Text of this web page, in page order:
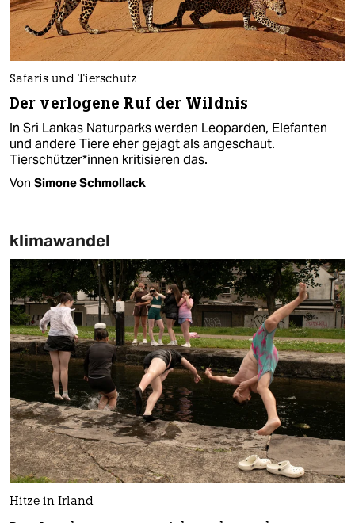
Safaris und Tierschutz
Der verlogene Ruf der Wildnis
In Sri Lankas Naturparks werden Leoparden, Elefanten
und andere Tiere eher gejagt als angeschaut.
Tierschützer*innen kritisieren das.
Von Simone Schmollack
klimawandel
Hitze in Irland